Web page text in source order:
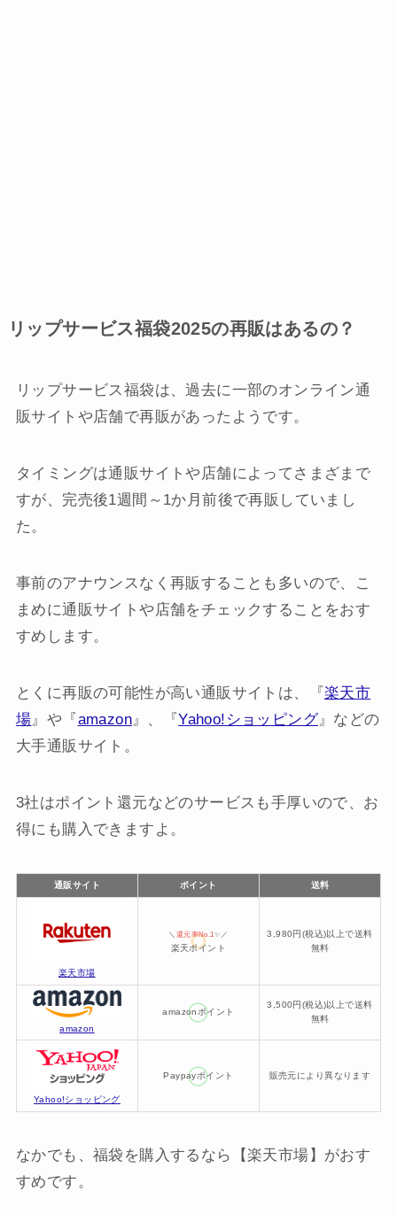
リップサービス福袋2025の再販はあるの？
リップサービス福袋は、過去に一部のオンライン通
販サイトや店舗で再販があったようです。
タイミングは通販サイトや店舗によってさまざまで
すが、完売後1週間～1か月前後で再販していまし
た。
事前のアナウンスなく再販することも多いので、こ
まめに通販サイトや店舗をチェックすることをおす
すめします。
とくに再販の可能性が高い通販サイトは、『 楽天市
場』や『 amazon』、『Yahoo!ショッピング』などの
大手通販サイト。
3社はポイント還元などのサービスも手厚いので、お
得にも購入できますよ。
通販サイト ポイント 送料
楽天市場
＼ 還元率No.1 ✨／
楽天ポイント
3,980円(税込)以上で送料
無料
amazon
amazonポイント
3,500円(税込)以上で送料
無料
Yahoo!ショッピング
Paypayポイント 販売元により異なります
なかでも、福袋を購入するなら【楽天市場】がおす
すめです。